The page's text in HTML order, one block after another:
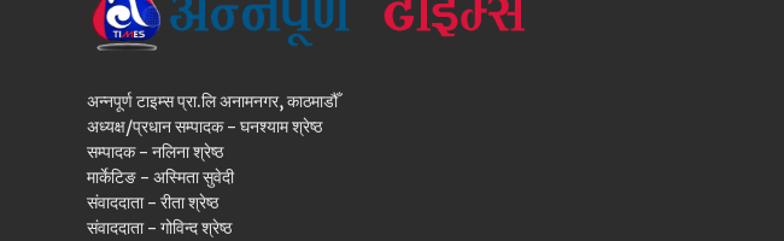
अन्नपूर्ण टाइम्स प्रा.लि अनामनगर, काठमाडौँ
अध्यक्ष/प्रधान सम्पादक - घनश्याम श्रेष्ठ
सम्पादक - नलिना श्रेष्ठ
मार्केटिङ - अस्मिता सुवेदी
संवाददाता - रीता श्रेष्ठ
संवाददाता - गोविन्द श्रेष्ठ